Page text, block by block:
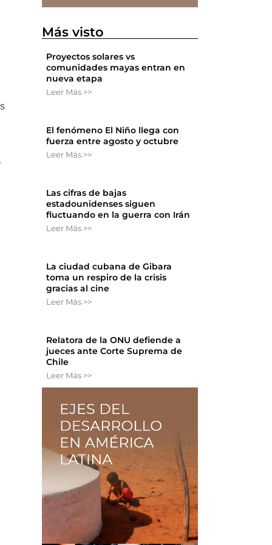
Más visto
Proyectos solares vs
comunidades mayas entran en
nueva etapa
Leer Más >>
El fenómeno El Niño llega con
fuerza entre agosto y octubre
Leer Más >>
Las cifras de bajas
estadounidenses siguen
fluctuando en la guerra con Irán
Leer Más >>
La ciudad cubana de Gibara
toma un respiro de la crisis
gracias al cine
Leer Más >>
Relatora de la ONU defiende a
jueces ante Corte Suprema de
Chile
Leer Más >>